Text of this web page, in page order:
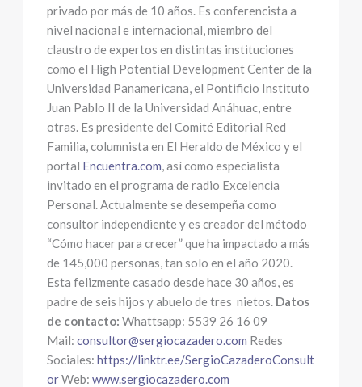
privado por más de 10 años. Es conferencista a
nivel nacional e internacional, miembro del
claustro de expertos en distintas instituciones
como el High Potential Development Center de la
Universidad Panamericana, el Pontificio Instituto
Juan Pablo II de la Universidad Anáhuac, entre
otras. Es presidente del Comité Editorial Red
Familia, columnista en El Heraldo de México y el
portal Encuentra.com, así como especialista
invitado en el programa de radio Excelencia
Personal. Actualmente se desempeña como
consultor independiente y es creador del método
“Cómo hacer para crecer” que ha impactado a más
de 145,000 personas, tan solo en el año 2020.
Esta felizmente casado desde hace 30 años, es
padre de seis hijos y abuelo de tres nietos. Datos
de contacto: Whattsapp: 5539 26 16 09
Mail:consultor@sergiocazadero.com Redes
Sociales:https://linktr.ee/SergioCazaderoConsult
orWeb:www.sergiocazadero.com